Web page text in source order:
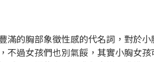
滿的胸部象徵性感的代名詞，對於小
不過女孩們也別氣餒，其實小胸女孩